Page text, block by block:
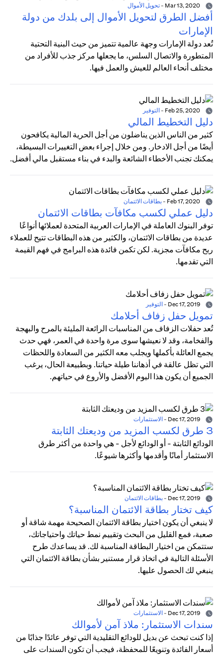
- تحويل الأموال
أفضل الطرق لتحويل الأموال إلى بلدك من دولة
الإمارات
تُعد دولة الإمارات وجهة عالمية تتميز من حيث البنية التحتية
المتطورة والاتصال السلس، ما يجعلها مركز جذب للأفراد من
مختلف أنحاء العالم للعيش والعمل فيها.
- التوفير
دليل التخطيط المالي
كثير من الناس الذين يناضلون من أجل الحرية المالية يكافحون
أيضًا من أجل الادخار. ومن خلال إجراء بعض التغييرات البسيطة،
يمكنك تجنب الأخطاء الشائعة والبدء في بناء مستقبل مالي أفضل.
- بطاقات الائتمان
دليل عملي لكسب مكافآت بطاقات الائتمان
توفر البنوك العاملة في الإمارات العربية المتحدة لعملائها أنواعًا
عديدة من بطاقات الائتمان، والكثير من هذه البطاقات تتيح للعملاء
ربح مكافآت مجزية. لكن تكمن فائدة هذه البرامج في فهم القيمة
التي تقدمها.
- التوفير
تمويل حفل زفاف أحلامك
تُعد حفلات الزفاف من المناسبات الرائعة المليئة بالمرح والبهجة
والفخامة، وقد لا نعيشها سوى مرة واحدة في العمر، فهي حدث
يجمع العائلة بأكملها ويجلب معه الكثير من السعادة واللحظات
التي تظل عالقة في أذهاننا طيلة حياتنا. وبطبيعة الحال، يرغب
الجميع أن يكون هذا اليوم الأفضل والأروع في حياتهم.
- الاستثمارات
3 طرق لكسب المزيد من وديعتك الثابتة
الودائع الثابتة - أو الودائع لأجل - هي واحدة من أكثر طرق
الاستثمار أمانًا وأقدمها وأكثرها شيوعًا.
- بطاقات الائتمان
كيف تختار بطاقة الائتمان المناسبة؟
لا ينبغي أن يكون اختيار بطاقة الائتمان الصحيحة مهمة شاقة أو
صعبة، فمع القليل من البحث وتقييم نمط حياتك واحتياجاتك،
ستتمكن من اختيار البطاقة المناسبة لك. قد يساعدك طرح
الأسئلة التالية في اتخاذ قرار مستنير بشأن بطاقة الائتمان التي
ينبغي لك الحصول عليها.
- الاستثمارات
سندات الاستثمار: ملاذ آمن لأموالك
إذا كنت تبحث عن بديل للودائع التقليدية التي توفر عائدًا جذابًا من
أسعار الفائدة وتنويعًا للمحفظة، فيجب أن تكون السندات على